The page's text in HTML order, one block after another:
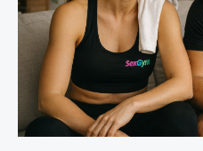
orientado
bienestar
íntimo
mejorar